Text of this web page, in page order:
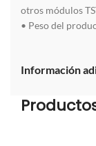
otros módulos
• Peso del
Información